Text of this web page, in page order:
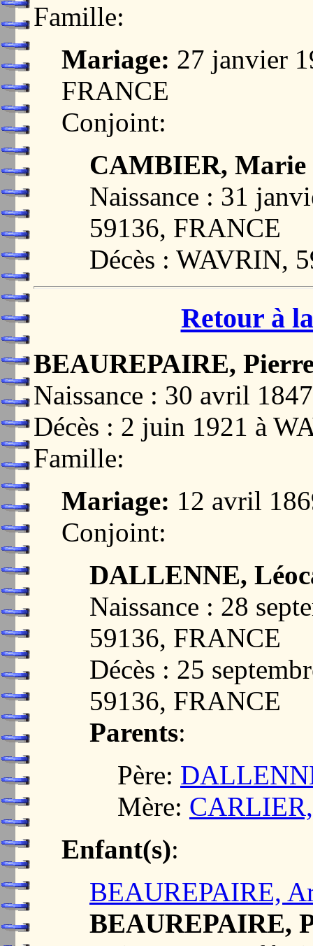
Famille:
Mariage: 27 janvier
FRANCE
Conjoint:
CAMBIER, Marie
Naissance : 31
59136, FRANCE
Décès : WAVRIN,
Retour à
BEAUREPAIRE,
Naissance : 30 avril
Décès : 2 juin 1921 à
Famille:
Mariage: 12 avril
Conjoint:
DALLENNE,
Naissance : 28
59136, FRANCE
Décès : 25
59136, FRANCE
Parents:
Père:
Mère:
Enfant(s):
BEAUREPAIRE,
BEAUREPAIRE,